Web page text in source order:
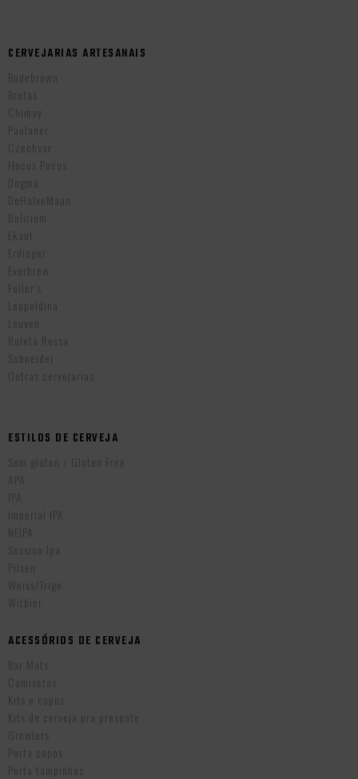
CERVEJARIAS ARTESANAIS
Bodebrown
Brotas
Chimay
Paulaner
Czechvar
Hocus Pocus
Dogma
DeHalveMaan
Delirium
Ekaut
Erdinger
Everbrew
Fuller’s
Leopoldina
Leuven
Roleta Russa
Schneider
Outras cervejarias
ESTILOS DE CERVEJA
Sem glúten / Gluten Free
APA
IPA
Imperial IPA
NEIPA
Session Ipa
Pilsen
Weiss/Trigo
Witbier
ACESSÓRIOS DE CERVEJA
Bar Mats
Camisetas
Kits e copos
Kits de cerveja pra presente
Growlers
Porta copos
Porta tampinhas